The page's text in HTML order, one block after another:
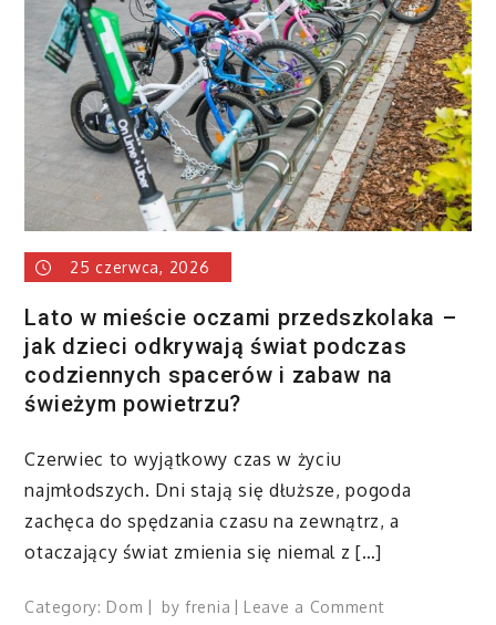
25 czerwca, 2026
Lato w mieście oczami przedszkolaka –
jak dzieci odkrywają świat podczas
codziennych spacerów i zabaw na
świeżym powietrzu?
Czerwiec to wyjątkowy czas w życiu
najmłodszych. Dni stają się dłuższe, pogoda
zachęca do spędzania czasu na zewnątrz, a
otaczający świat zmienia się niemal z […]
Category: Dom byfrenia Leave a Commenton